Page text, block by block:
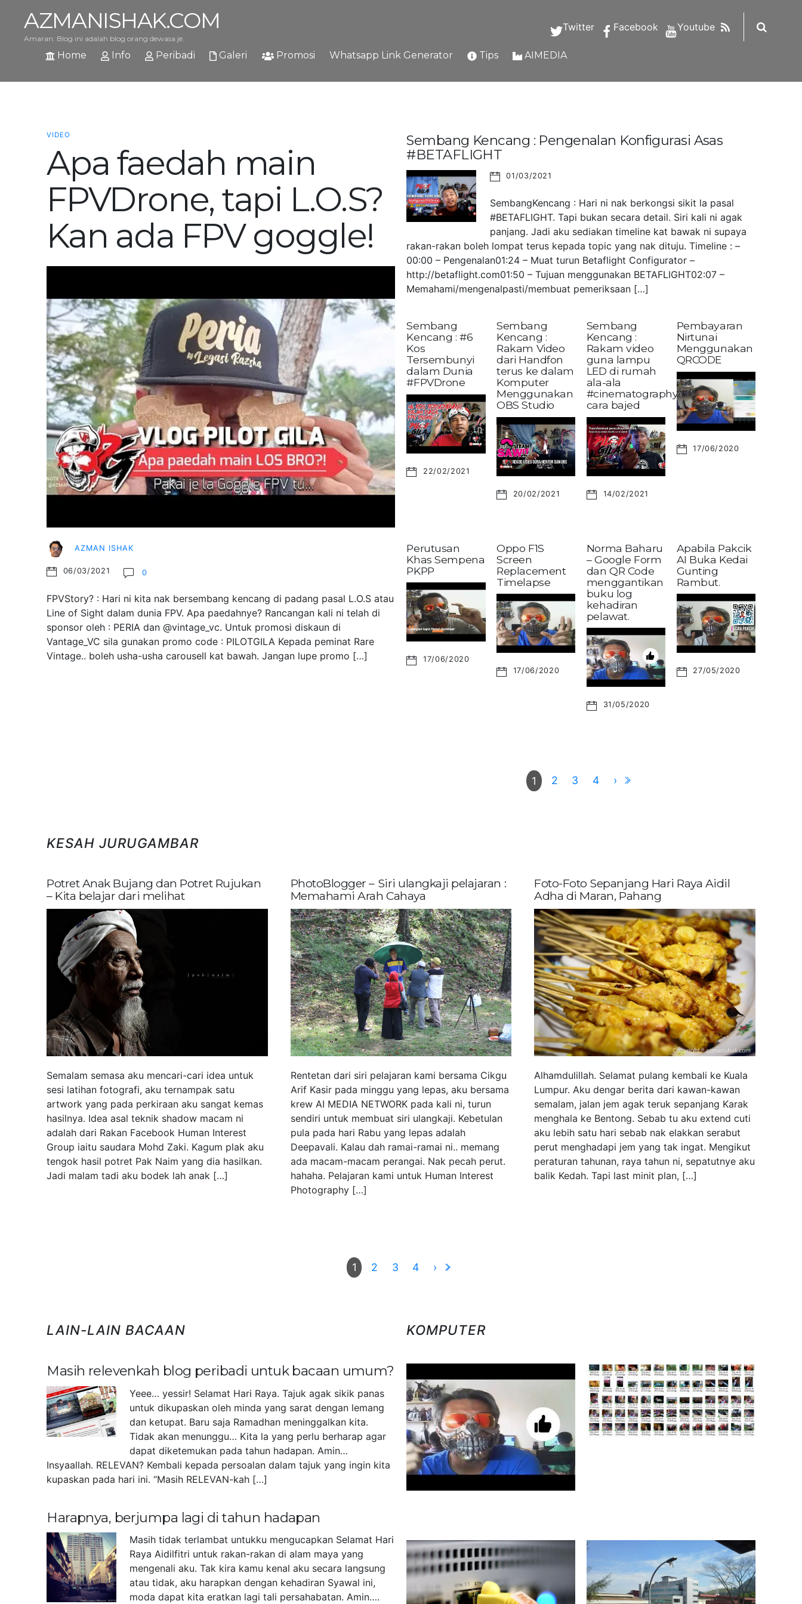
AZMANISHAK.COM
Amaran: Blog ini adalah blog orang dewasa je.
Twitter Facebook Youtube RSS
Home Info Peribadi Galeri Promosi Whatsapp Link Generator Tips AIMEDIA
VIDEO
Apa faedah main
FPVDrone, tapi L.O.S?
Kan ada FPV goggle!
AZMAN ISHAK
06/03/2021 0
FPVStory? : Hari ni kita nak bersembang kencang di padang pasal L.O.S atau
Line of Sight dalam dunia FPV. Apa paedahnye? Rancangan kali ni telah di
sponsor oleh : PERIA dan @vintage_vc. Untuk promosi diskaun di
Vantage_VC sila gunakan promo code : PILOTGILA Kepada peminat Rare
Vintage.. boleh usha-usha carousell kat bawah. Jangan lupe promo […]
Sembang Kencang : Pengenalan Konfigurasi Asas
#BETAFLIGHT
01/03/2021
SembangKencang : Hari ni nak berkongsi sikit la pasal
#BETAFLIGHT. Tapi bukan secara detail. Siri kali ni agak
panjang. Jadi aku sediakan timeline kat bawak ni supaya
rakan-rakan boleh lompat terus kepada topic yang nak dituju. Timeline : –
00:00 – Pengenalan01:24 – Muat turun Betaflight Configurator –
http://betaflight.com01:50 – Tujuan menggunakan BETAFLIGHT02:07 –
Memahami/mengenalpasti/membuat pemeriksaan […]
Sembang
Kencang : #6
Kos
Tersembunyi
dalam Dunia
#FPVDrone
22/02/2021
Sembang
Kencang :
Rakam Video
dari Handfon
terus ke dalam
Komputer
Menggunakan
OBS Studio
20/02/2021
Sembang
Kencang :
Rakam video
guna lampu
LED di rumah
ala-ala
#cinematography?
cara bajed
14/02/2021
Pembayaran
Nirtunai
Menggunakan
QRCODE
17/06/2020
Perutusan
Khas Sempena
PKPP
17/06/2020
Oppo F1S
Screen
Replacement
Timelapse
17/06/2020
Norma Baharu
– Google Form
dan QR Code
menggantikan
buku log
kehadiran
pelawat.
31/05/2020
Apabila Pakcik
AI Buka Kedai
Gunting
Rambut.
27/05/2020
1 2 3 4 ›
KESAH JURUGAMBAR
Potret Anak Bujang dan Potret Rujukan
– Kita belajar dari melihat
Semalam semasa aku mencari-cari idea untuk
sesi latihan fotografi, aku ternampak satu
artwork yang pada perkiraan aku sangat kemas
hasilnya. Idea asal teknik shadow macam ni
adalah dari Rakan Facebook Human Interest
Group iaitu saudara Mohd Zaki. Kagum plak aku
tengok hasil potret Pak Naim yang dia hasilkan.
Jadi malam tadi aku bodek lah anak […]
PhotoBlogger – Siri ulangkaji pelajaran :
Memahami Arah Cahaya
Rentetan dari siri pelajaran kami bersama Cikgu
Arif Kasir pada minggu yang lepas, aku bersama
krew AI MEDIA NETWORK pada kali ni, turun
sendiri untuk membuat siri ulangkaji. Kebetulan
pula pada hari Rabu yang lepas adalah
Deepavali. Kalau dah ramai-ramai ni.. memang
ada macam-macam perangai. Nak pecah perut.
hahaha. Pelajaran kami untuk Human Interest
Photography […]
Foto-Foto Sepanjang Hari Raya Aidil
Adha di Maran, Pahang
Alhamdulillah. Selamat pulang kembali ke Kuala
Lumpur. Aku dengar berita dari kawan-kawan
semalam, jalan jem agak teruk sepanjang Karak
menghala ke Bentong. Sebab tu aku extend cuti
aku lebih satu hari sebab nak elakkan serabut
perut menghadapi jem yang tak ingat. Mengikut
peraturan tahunan, raya tahun ni, sepatutnye aku
balik Kedah. Tapi last minit plan, […]
1 2 3 4 ›
LAIN-LAIN BACAAN
Masih relevenkah blog peribadi untuk bacaan umum?
Yeee… yessir! Selamat Hari Raya. Tajuk agak sikik panas
untuk dikupaskan oleh minda yang sarat dengan lemang
dan ketupat. Baru saja Ramadhan meninggalkan kita.
Tidak akan menunggu… Kita la yang perlu berharap agar
dapat diketemukan pada tahun hadapan. Amin…
Insyaallah. RELEVAN? Kembali kepada persoalan dalam tajuk yang ingin kita
kupaskan pada hari ini. “Masih RELEVAN-kah […]
Harapnya, berjumpa lagi di tahun hadapan
Masih tidak terlambat untukku mengucapkan Selamat Hari
Raya Aidilfitri untuk rakan-rakan di alam maya yang
mengenali aku. Tak kira kamu kenal aku secara langsung
atau tidak, aku harapkan dengan kehadiran Syawal ini,
moda dapat kita eratkan lagi tali persahabatan. Amin….
KOMPUTER